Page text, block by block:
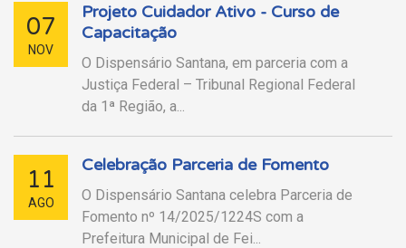
07
NOV
Projeto Cuidador Ativo - Curso de
Capacitação
O Dispensário Santana, em parceria com a
Justiça Federal – Tribunal Regional Federal
da 1ª Região, a...
11
AGO
Celebração Parceria de Fomento
O Dispensário Santana celebra Parceria de
Fomento nº 14/2025/1224S com a
Prefeitura Municipal de Fei...